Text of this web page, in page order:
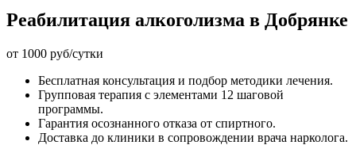
Реабилитация алкоголизма в Добрянке
от 1000 руб/сутки
Бесплатная консультация и подбор методики лечения.
Групповая терапия с элементами 12 шаговой
программы.
Гарантия осознанного отказа от спиртного.
Доставка до клиники в сопровождении врача нарколога.